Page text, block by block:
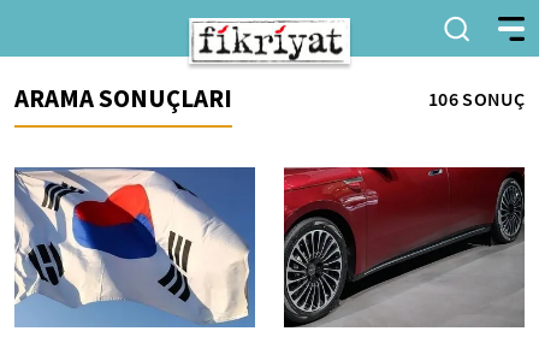
ARAMA SONUÇLARI 106 SONUÇ